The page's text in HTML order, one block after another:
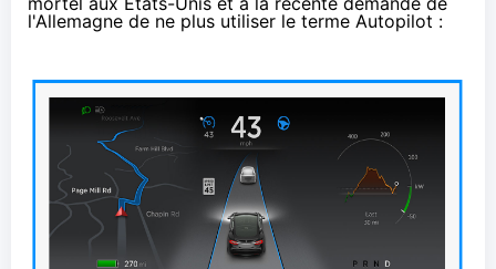
l'Allemagne de ne plus utiliser le terme Autopilot :